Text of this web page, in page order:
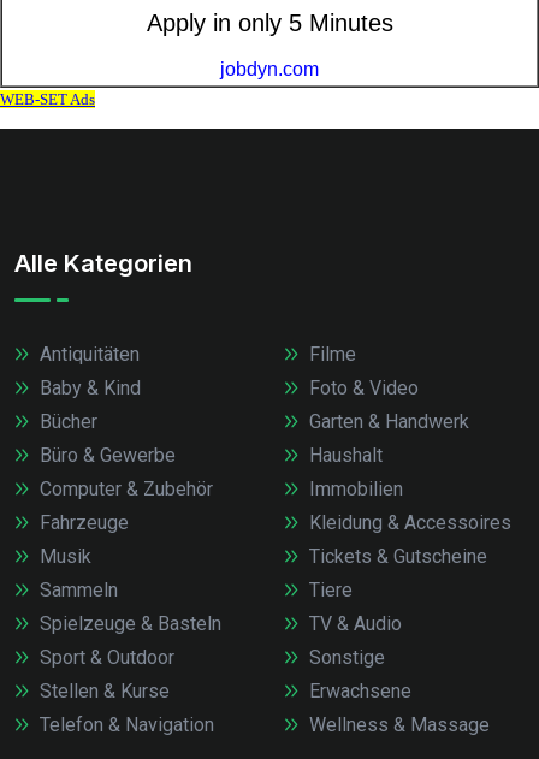
Alle Kategorien
Antiquitäten
Baby & Kind
Bücher
Büro & Gewerbe
Computer & Zubehör
Fahrzeuge
Filme
Foto & Video
Garten & Handwerk
Haushalt
Immobilien
Kleidung & Accessoires
Musik
Sammeln
Spielzeuge & Basteln
Sport & Outdoor
Stellen & Kurse
Telefon & Navigation
Tickets & Gutscheine
Tiere
TV & Audio
Sonstige
Erwachsene
Wellness & Massage